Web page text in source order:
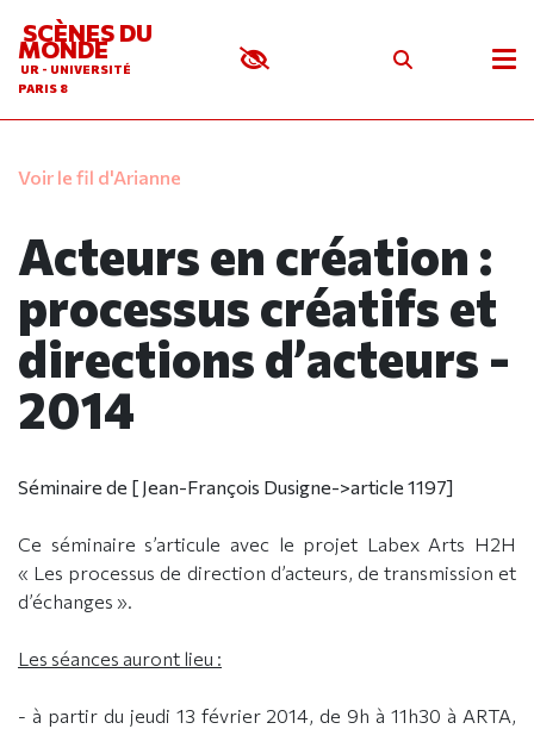
SCÈNES DU
MONDE
UR - UNIVERSITÉ
PARIS 8
Voir le fil d'Arianne
Acteurs en création :
processus créatifs et
directions d’acteurs -
2014
Séminaire de [ Jean-François Dusigne->article 1197]
Ce séminaire s’articule avec le projet Labex Arts H2H
« Les processus de direction d’acteurs, de transmission et
d’échanges ».
Les séances auront lieu :
- à partir du jeudi 13 février 2014, de 9h à 11h30 à ARTA,